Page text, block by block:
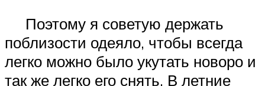
Поэтому я советую держать
поблизости одеяло, чтобы всегда
легко можно было укутать новоро и
так же легко его снять. В летние